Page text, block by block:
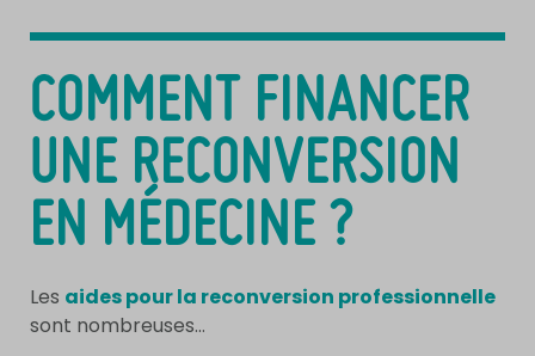
COMMENT FINANCER
UNE RECONVERSION
EN MÉDECINE ?
Les aides pour la reconversion professionnelle
sont nombreuses…